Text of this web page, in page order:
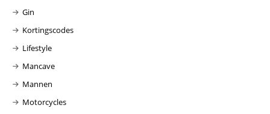
Gin
Kortingscodes
Lifestyle
Mancave
Mannen
Motorcycles